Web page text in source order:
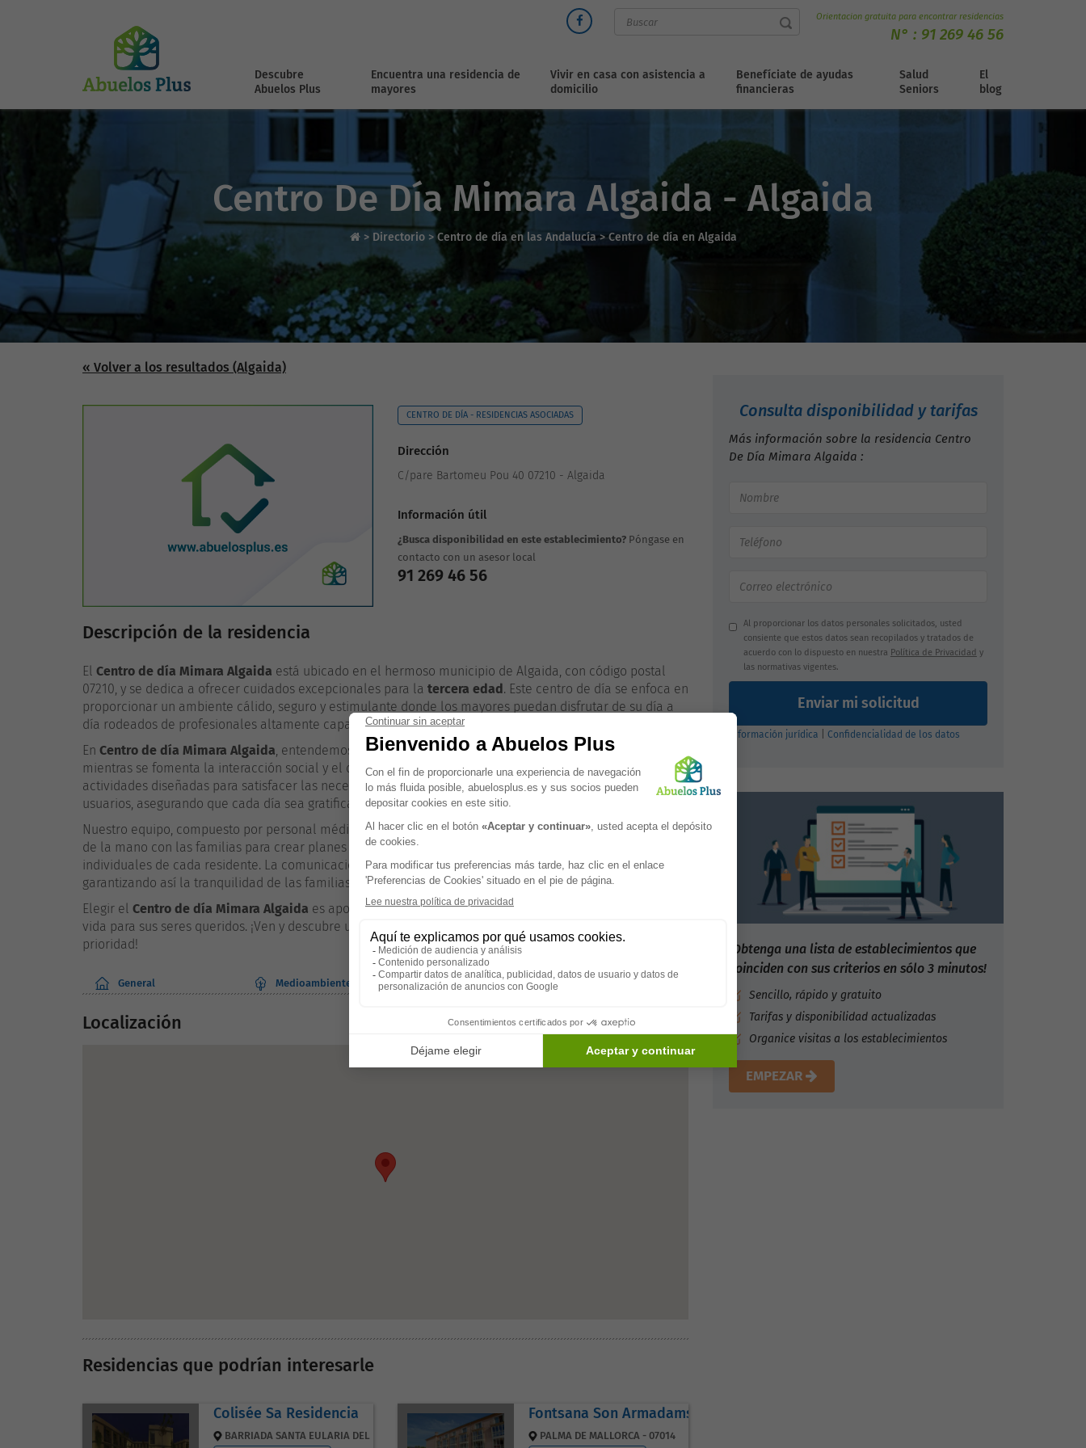
Orientacion gratuita para encontrar residencias
N° : 91 269 46 56
Descubre
Abuelos Plus
Encuentra una residencia de
mayores
Vivir en casa con asistencia a
domicilio
Benefíciate de ayudas
financieras
Salud
Seniors
El
blog
Centro De Día Mimara Algaida - Algaida
> Directorio > Centro de día en las Andalucía > Centro de día en Algaida
« Volver a los resultados (Algaida)
CENTRO DE DÍA - RESIDENCIAS ASOCIADAS
Dirección
C/pare Bartomeu Pou 40 07210 - Algaida
Información útil
¿Busca disponibilidad en este establecimiento? Póngase en
contacto con un asesor local
91 269 46 56
Descripción de la residencia
El Centro de día Mimara Algaida está ubicado en el hermoso municipio de Algaida, con código postal
07210, y se dedica a ofrecer cuidados excepcionales para la tercera edad . Este centro de día se enfoca en
proporcionar un ambiente cálido, seguro y estimulante donde los mayores puedan disfrutar de su día a
día rodeados de profesionales altamente capacitados y dedicados a su bienestar.
En Centro de día Mimara Algaida, entendemos la importancia de mantener la autonomía de los mayores
mientras se fomenta la interacción social y el desarrollo personal. Ofrecemos un amplio abanico de
actividades diseñadas para satisfacer las necesidades físicas, emocionales y cognitivas de nuestros
usuarios, asegurando que cada día sea gratificante y significativo.
Nuestro equipo, compuesto por personal médico, terapeutas ocupacionales y asistentes sociales, trabaja
de la mano con las familias para crear planes personalizados que se adapten a las necesidades
individuales de cada residente. La comunicación constante con los seres queridos es prioritaria,
garantizando así la tranquilidad de las familias al saber que sus parientes están en las mejores manos.
Elegir el Centro de día Mimara Algaida es apostar por un futuro lleno de cariño, atención y calidad de
vida para sus seres queridos. ¡Ven y descubre un lugar donde la edad es solo un número y la felicidad es
prioridad!
General Medioambiente Paramédico Servicios
Localización
Residencias que podrían interesarle
Colisée Sa Residencia
BARRIADA SANTA EULARIA DEL RIU - 07819
Fontsana Son Armadams
PALMA DE MALLORCA - 07014
Consulta disponibilidad y tarifas
Más información sobre la residencia Centro
De Día Mimara Algaida :
Al proporcionar los datos personales solicitados, usted
consiente que estos datos sean recopilados y tratados de
acuerdo con lo dispuesto en nuestra Política de Privacidad y
las normativas vigentes.
Enviar mi solicitud
Información jurídica Confidencialidad de los datos
¡Obtenga una lista de establecimientos que
coinciden con sus criterios en sólo 3 minutos!
Sencillo, rápido y gratuito
Tarifas y disponibilidad actualizadas
Organice visitas a los establecimientos
EMPEZAR